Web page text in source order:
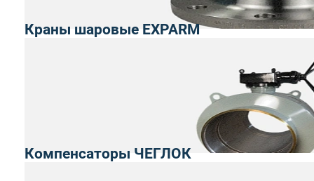
Краны шаровые EXPARM
Компенсаторы ЧЕГЛОК